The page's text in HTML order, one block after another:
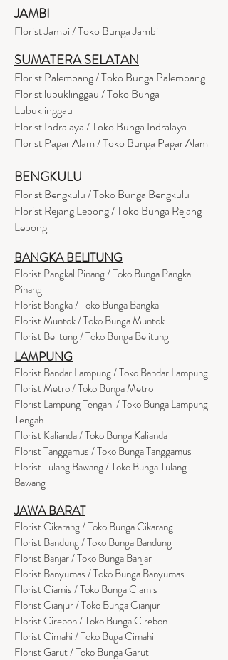
JAMBI
Florist Jambi / Toko Bunga Jambi
SUMATERA SELATAN
Florist Palembang / Toko Bunga Palembang
Florist lubuklinggau / Toko Bunga
Lubuklinggau
Florist Indralaya / Toko Bunga Indralaya
Florist Pagar Alam / Toko Bunga Pagar Alam
BENGKULU
Florist Bengkulu / Toko Bunga Bengkulu
Florist Rejang Lebong / Toko Bunga Rejang
Lebong
BANGKA BELITUNG
Florist Pangkal Pinang / Toko Bunga Pangkal
Pinang
Florist Bangka / Toko Bunga Bangka
Florist Muntok / Toko Bunga Muntok
Florist Belitung / Toko Bunga Belitung
LAMPUNG
Florist Bandar Lampung / Toko Bandar Lampung
Florist Metro / Toko Bunga Metro
Florist Lampung Tengah / Toko Bunga Lampung
Tengah
Florist Kalianda / Toko Bunga Kalianda
Florist Tanggamus / Toko Bunga Tanggamus
Florist Tulang Bawang / Toko Bunga Tulang
Bawang
JAWA BARAT
Florist Cikarang/ Toko Bunga Cikarang
Florist Bandung / Toko Bunga Bandung
Florist Banjar / Toko Bunga Banjar
Florist Banyumas / Toko Bunga Banyumas
Florist Ciamis / Toko Bunga Ciamis
Florist Cianjur / Toko Bunga Cianjur
Florist Cirebon / Toko Bunga Cirebon
Florist Cimahi / Toko Buga Cimahi
Florist Garut / Toko Bunga Garut